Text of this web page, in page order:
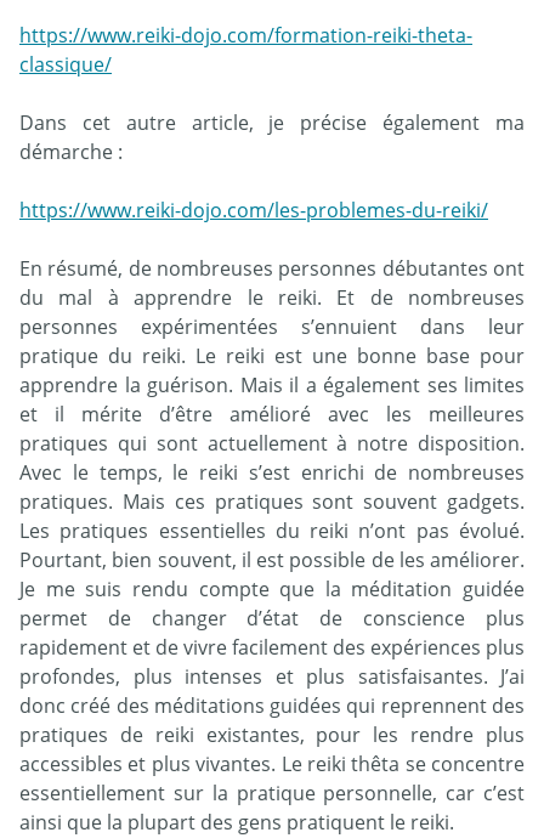
https://www.reiki-dojo.com/formation-reiki-theta-
classique/
Dans cet autre article, je précise également ma
démarche :
https://www.reiki-dojo.com/les-problemes-du-reiki/
En résumé, de nombreuses personnes débutantes ont
du mal à apprendre le reiki. Et de nombreuses
personnes expérimentées s’ennuient dans leur
pratique du reiki. Le reiki est une bonne base pour
apprendre la guérison. Mais il a également ses limites
et il mérite d’être amélioré avec les meilleures
pratiques qui sont actuellement à notre disposition.
Avec le temps, le reiki s’est enrichi de nombreuses
pratiques. Mais ces pratiques sont souvent gadgets.
Les pratiques essentielles du reiki n’ont pas évolué.
Pourtant, bien souvent, il est possible de les améliorer.
Je me suis rendu compte que la méditation guidée
permet de changer d’état de conscience plus
rapidement et de vivre facilement des expériences plus
profondes, plus intenses et plus satisfaisantes. J’ai
donc créé des méditations guidées qui reprennent des
pratiques de reiki existantes, pour les rendre plus
accessibles et plus vivantes. Le reiki thêta se concentre
essentiellement sur la pratique personnelle, car c’est
ainsi que la plupart des gens pratiquent le reiki.